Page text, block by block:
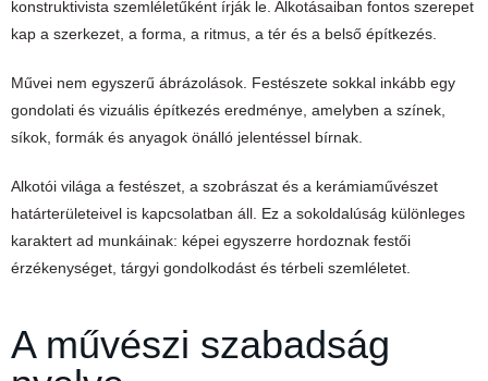
konstruktivista szemléletűként írják le. Alkotásaiban fontos szerepet
kap a szerkezet, a forma, a ritmus, a tér és a belső építkezés.
Művei nem egyszerű ábrázolások. Festészete sokkal inkább egy
gondolati és vizuális építkezés eredménye, amelyben a színek,
síkok, formák és anyagok önálló jelentéssel bírnak.
Alkotói világa a festészet, a szobrászat és a kerámiaművészet
határterületeivel is kapcsolatban áll. Ez a sokoldalúság különleges
karaktert ad munkáinak: képei egyszerre hordoznak festői
érzékenységet, tárgyi gondolkodást és térbeli szemléletet.
A művészi szabadság